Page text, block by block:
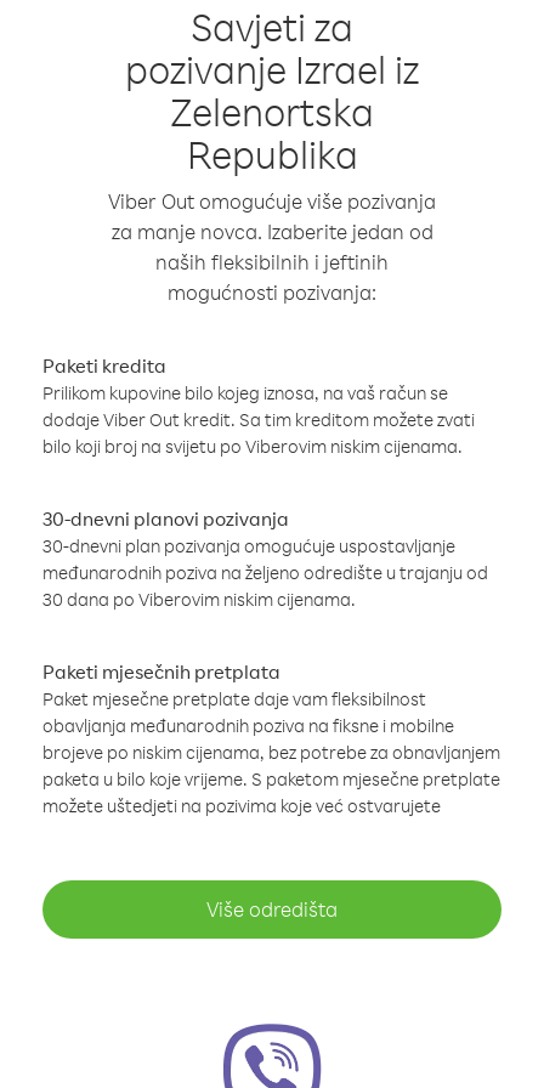
Savjeti za
pozivanje Izrael iz
Zelenortska
Republika
Viber Out omogućuje više pozivanja
za manje novca. Izaberite jedan od
naših fleksibilnih i jeftinih
mogućnosti pozivanja:
Paketi kredita
Prilikom kupovine bilo kojeg iznosa, na vaš račun se
dodaje Viber Out kredit. Sa tim kreditom možete zvati
bilo koji broj na svijetu po Viberovim niskim cijenama.
30-dnevni planovi pozivanja
30-dnevni plan pozivanja omogućuje uspostavljanje
međunarodnih poziva na željeno odredište u trajanju od
30 dana po Viberovim niskim cijenama.
Paketi mjesečnih pretplata
Paket mjesečne pretplate daje vam fleksibilnost
obavljanja međunarodnih poziva na fiksne i mobilne
brojeve po niskim cijenama, bez potrebe za obnavljanjem
paketa u bilo koje vrijeme. S paketom mjesečne pretplate
možete uštedjeti na pozivima koje već ostvarujete
Više odredišta